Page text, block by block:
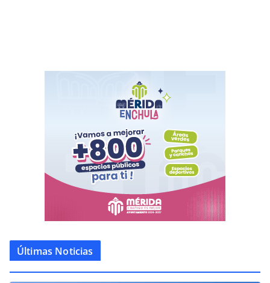
Últimas Noticias